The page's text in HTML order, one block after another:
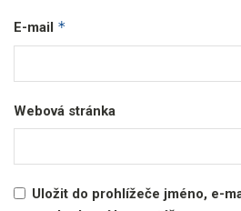
E-mail *
Webová stránka
Uložit do prohlížeče jméno, e-